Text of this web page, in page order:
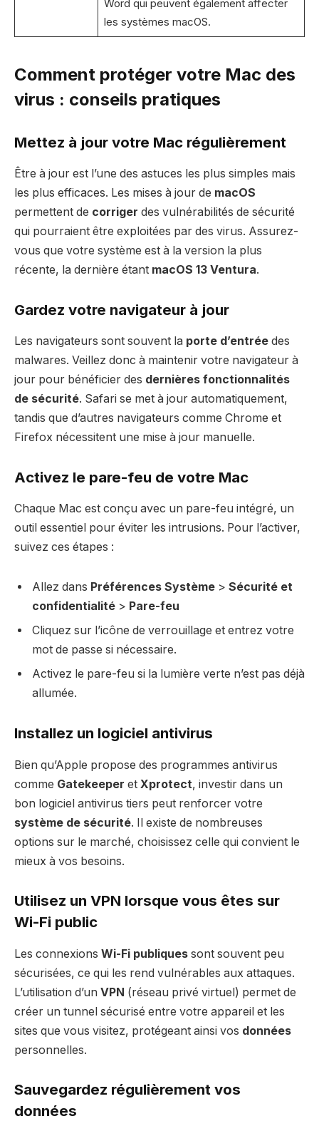
Word qui peuvent également affecter
les systèmes macOS.
Comment protéger votre Mac des
virus : conseils pratiques
Mettez à jour votre Mac régulièrement
Être à jour est l’une des astuces les plus simples mais
les plus efficaces. Les mises à jour de macOS
permettent de corriger des vulnérabilités de sécurité
qui pourraient être exploitées par des virus. Assurez-
vous que votre système est à la version la plus
récente, la dernière étant macOS 13 Ventura.
Gardez votre navigateur à jour
Les navigateurs sont souvent la porte d’entrée des
malwares. Veillez donc à maintenir votre navigateur à
jour pour bénéficier des dernières fonctionnalités
de sécurité. Safari se met à jour automatiquement,
tandis que d’autres navigateurs comme Chrome et
Firefox nécessitent une mise à jour manuelle.
Activez le pare-feu de votre Mac
Chaque Mac est conçu avec un pare-feu intégré, un
outil essentiel pour éviter les intrusions. Pour l’activer,
suivez ces étapes :
Allez dans Préférences Système > Sécurité et
confidentialité > Pare-feu
Cliquez sur l’icône de verrouillage et entrez votre
mot de passe si nécessaire.
Activez le pare-feu si la lumière verte n’est pas déjà
allumée.
Installez un logiciel antivirus
Bien qu’Apple propose des programmes antivirus
comme Gatekeeper et Xprotect, investir dans un
bon logiciel antivirus tiers peut renforcer votre
système de sécurité. Il existe de nombreuses
options sur le marché, choisissez celle qui convient le
mieux à vos besoins.
Utilisez un VPN lorsque vous êtes sur
Wi-Fi public
Les connexions Wi-Fi publiques sont souvent peu
sécurisées, ce qui les rend vulnérables aux attaques.
L’utilisation d’un VPN (réseau privé virtuel) permet de
créer un tunnel sécurisé entre votre appareil et les
sites que vous visitez, protégeant ainsi vos données
personnelles.
Sauvegardez régulièrement vos
données